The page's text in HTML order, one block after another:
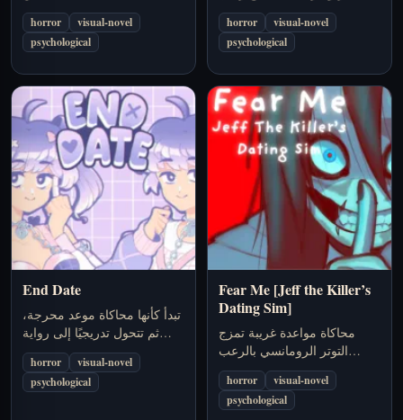
منظور داخلي يركز على الحالة
النفسية لسايوري.
horror
visual-novel
psychological
داخل مصعد مكتبي يفتح على
أماكن لا يجب أن يصل إليها.
horror
visual-novel
psychological
End Date
تبدأ كأنها محاكاة موعد محرجة،
ثم تتحول تدريجيًا إلى رواية
رعب متوترة حول شريكة لم
تكن تعرفها إلا عبر الإنترنت.
horror
visual-novel
psychological
Fear Me [Jeff the Killer’s
Dating Sim]
محاكاة مواعدة غريبة تمزج
التوتر الرومانسي بالرعب
النفسي، وتجعل Jeff the Killer
محور علاقة غير مريحة.
horror
visual-novel
psychological